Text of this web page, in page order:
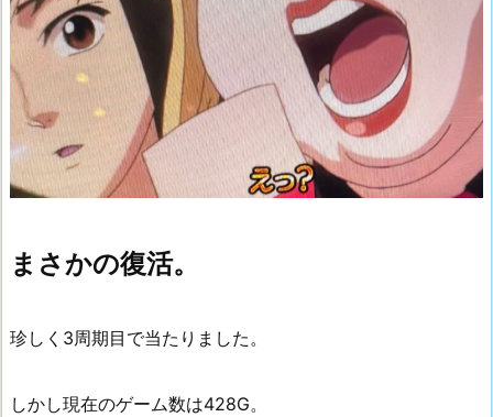
まさかの復活。
珍しく3周期目で当たりました。
しかし現在のゲーム数は428G。